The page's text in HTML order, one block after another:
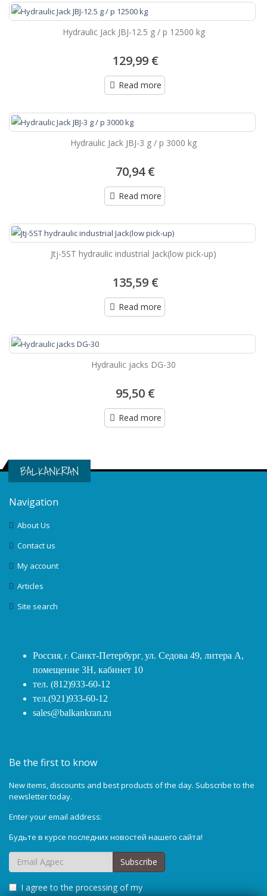
Hydraulic Jack JBJ-12.5 g / p 12500 kg
129,99 €
Read more
Hydraulic Jack JBJ-3 g / p 3000 kg
70,94 €
Read more
Jtj-5ST hydraulic industrial Jack(low pick-up)
135,59 €
Read more
Hydraulic jacks DG-30
95,50 €
Read more
BALKANKRAN
Navigation
About Us
Contact us
My account
Articles
Site search
Россия, г. Санкт-Петербург,ул. Седова 49, литера А,
помещение 3Н, кабинет 10
тел. (812)933-60-12
тел.(921)933-60-12
sales@balkankran.ru
Be the first to know
New items, discounts and best products of the day. Subscribe to the
newsletter today.
Enter your email address:
Будьте в курсе последних новостей нашего сайта!
I agree to the processing of my
Subscribe